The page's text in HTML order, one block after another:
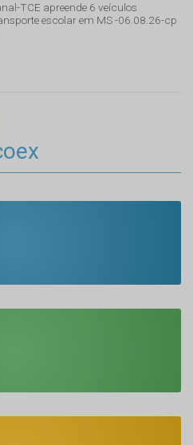
TCE apreende 6 veículos
escolar em MS -06.08.26-cp